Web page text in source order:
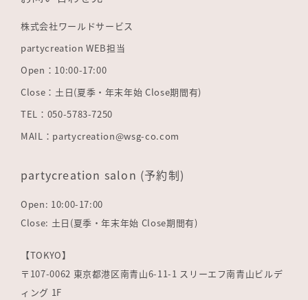
株式会社ワールドサービス
partycreation WEB担当
Open：10:00-17:00
Close：土日(夏季・年末年始 Close期間有)
TEL：050-5783-7250
MAIL：partycreation@wsg-co.com
partycreation salon (予約制)
Open: 10:00-17:00
Close: 土日(夏季・年末年始 Close期間有)
【TOKYO】
〒107-0062 東京都港区南青山6-11-1 スリーエフ南青山ビルデ
ィング 1F